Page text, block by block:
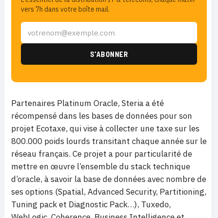
vers 7h dans votre boîte mail.
Partenaires Platinum Oracle, Steria a été
récompensé dans les bases de données pour son
projet Ecotaxe, qui vise à collecter une taxe sur les
800.000 poids lourds transitant chaque année sur le
réseau français. Ce projet a pour particularité de
mettre en œuvre l’ensemble du stack technique
d’oracle, à savoir la base de données avec nombre de
ses options (Spatial, Advanced Security, Partitioning,
Tuning pack et Diagnostic Pack…), Tuxedo,